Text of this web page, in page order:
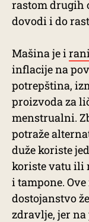
rastom drugih
dovodi i do
Mašina je i
inflacije na
potrepština,
proizvoda za
menstrualni.
potraže
duže koriste
koriste vatu ili
i tampone.
dostojanstvo
zdravlje, jer